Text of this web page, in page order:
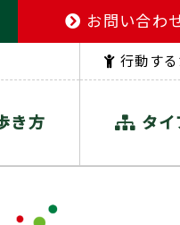
お問い合わ
き方
行動す
タ